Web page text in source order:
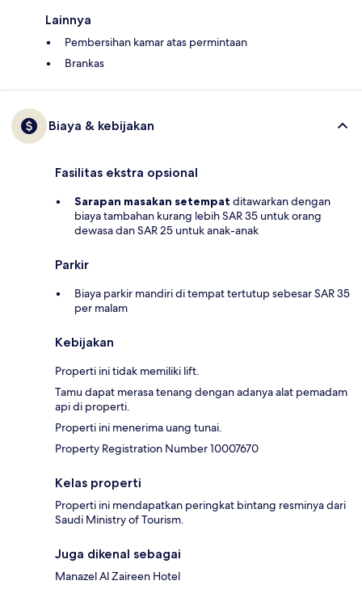
Lainnya
Pembersihan kamar atas permintaan
Brankas
Biaya & kebijakan
Fasilitas ekstra opsional
Sarapan masakan setempat ditawarkan dengan
biaya tambahan kurang lebih SAR 35 untuk orang
dewasa dan SAR 25 untuk anak-anak
Parkir
Biaya parkir mandiri di tempat tertutup sebesar SAR 35
per malam
Kebijakan
Properti ini tidak memiliki lift.
Tamu dapat merasa tenang dengan adanya alat pemadam
api di properti.
Properti ini menerima uang tunai.
Property Registration Number 10007670
Kelas properti
Properti ini mendapatkan peringkat bintang resminya dari
Saudi Ministry of Tourism.
Juga dikenal sebagai
Manazel Al Zaireen Hotel